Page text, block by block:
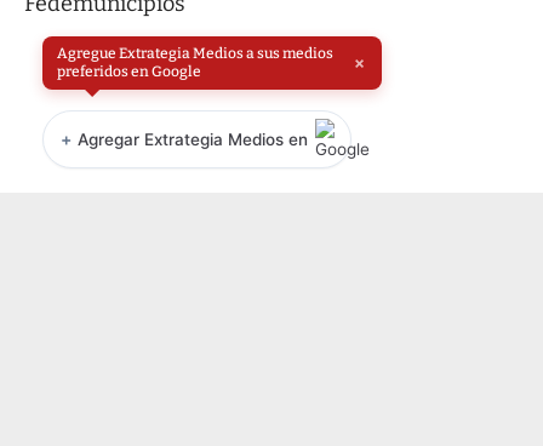
Agregue Extrategia Medios a sus medios
preferidos en Google
×
+ Agregar Extrategia Medios en